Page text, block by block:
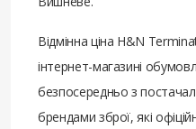
Відмінна ціна H&N
інтернет-магазині
безпосередньо з
брендами зброї, які